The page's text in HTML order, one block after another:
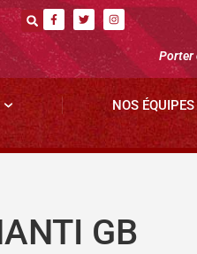
Porter
NOS ÉQUIPES
GB